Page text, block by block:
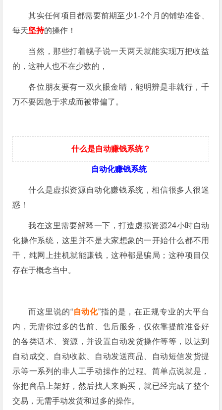
其实任何项目都需要前期至少1-2个月的铺垫准备、
每天坚持的操作！
当然，那些打着幌子说一天两天就能实现万把收益
的，这种人也不在少数的，
各位朋友要有一双火眼金睛，能明辨是非就行，千
万不要因急于求成而被带偏了。
什么是自动赚钱系统？
自动化赚钱系统
什么是虚拟资源自动化赚钱系统，相信很多人很迷
惑！
我在这里需要解释一下，打造虚拟资源24小时自动
化操作系统，这里并不是大家想象的一开始什么都不用
干，纯网上挂机就能赚钱，这种都是骗局；这种项目仅
存在于概念当中。
而这里说的“自动化”指的是，在正规专业的大平台
内，无需你过多的售前、售后服务，仅依靠提前准备好
的各类话术、资源，并设置自动发货操作等等，以达到
自动成交、自动收款、自动发送商品、自动短信发货提
示等一系列的非人工手动操作的过程。简单点说就是，
你把商品上架好，然后找人来购买，就已经完成了整个
交易，无需手动发货和过多的操作。